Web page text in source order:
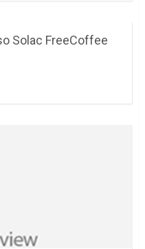
Solac FreeCoffee